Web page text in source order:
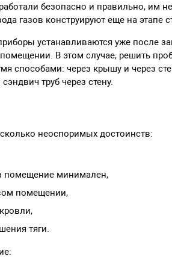
безопасно и правильно, им
газов конструируют еще на этапе
устанавливаются уже после
помещении. В этом случае, решить
способами: через крышу и через
труб через стену.
неоспоримых достоинств:
помещение минимален,
помещении,
тяги.